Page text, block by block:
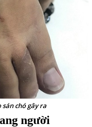
chó gây ra
người